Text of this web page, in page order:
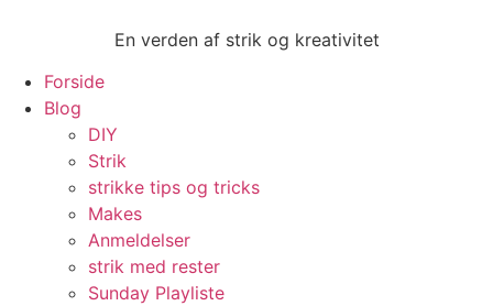
En verden af strik og kreativitet
Forside
Blog
DIY
Strik
strikke tips og tricks
Makes
Anmeldelser
strik med rester
Sunday Playliste